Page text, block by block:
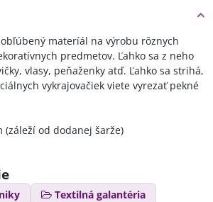
materíál na výrobu rôznych
predmetov. Ľahko sa z neho
vlasy, peňaženky atď. Ľahko sa strihá,
vykrajovačiek viete vyrezať pekné
(záleží od dodanej šarže)
Textilná galantéria